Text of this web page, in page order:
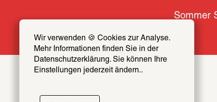
Wir verwenden 🍪 Cookies zur Analyse.
Mehr Informationen finden Sie in der
Datenschutzerklärung. Sie können Ihre
Einstellungen jederzeit ändern..
Sommer